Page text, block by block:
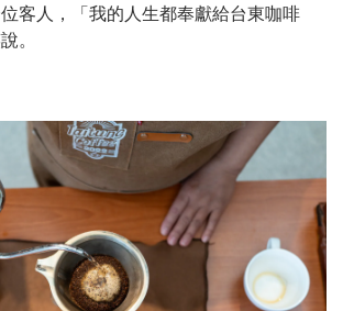
客人，「我的人生都奉獻給台東咖啡
。